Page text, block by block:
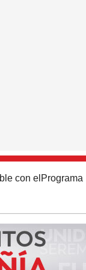
con el Programa